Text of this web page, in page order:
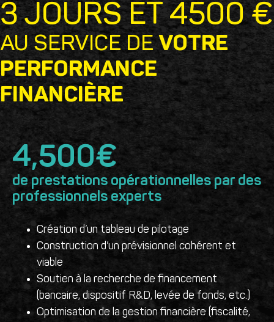
3 JOURS ET 4500 €
AU SERVICE DE VOTRE
PERFORMANCE
FINANCIÈRE
de prestations opérationnelles par des
professionnels experts
4,500€
Création d’un tableau de pilotage
Construction d’un prévisionnel cohérent et
viable
Soutien à la recherche de financement
(bancaire, dispositif R&D, levée de fonds, etc.)
Optimisation de la gestion financière (fiscalité,